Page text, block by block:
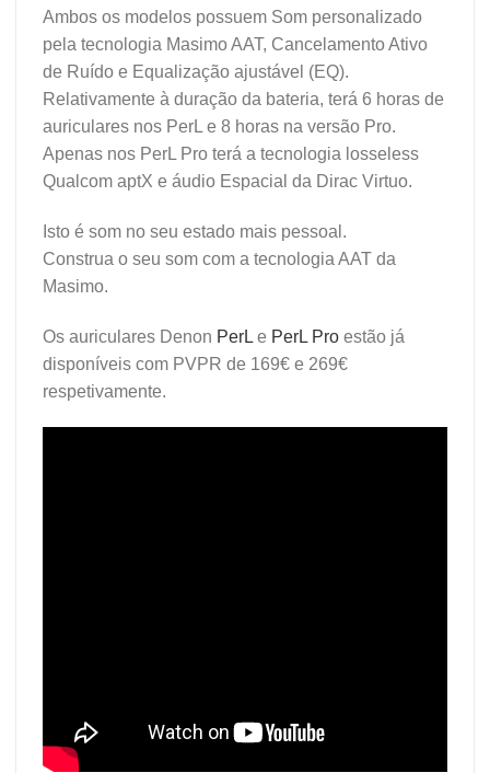
Ambos os modelos possuem Som personalizado
pela tecnologia Masimo AAT, Cancelamento Ativo
de Ruído e Equalização ajustável (EQ).
Relativamente à duração da bateria, terá 6 horas de
auriculares nos PerL e 8 horas na versão Pro.
Apenas nos PerL Pro terá a tecnologia losseless
Qualcom aptX e áudio Espacial da Dirac Virtuo.
Isto é som no seu estado mais pessoal.
Construa o seu som com a tecnologia AAT da
Masimo.
Os auriculares Denon PerL e PerL Pro estão já
disponíveis com PVPR de 169€ e 269€
respetivamente.